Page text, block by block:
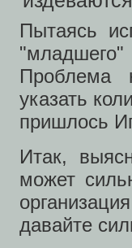
Пытаясь
"младшего"
Проблема
указать
пришлось
Итак,
может
давайте